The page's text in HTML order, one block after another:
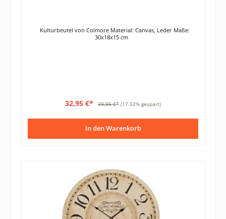
Kulturbeutel von Colmore Material: Canvas, Leder Maße:
32,95 €* 39,95 €* (17.52% gespart)
In den Warenkorb